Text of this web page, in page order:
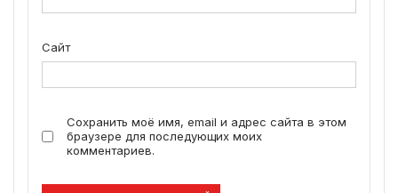
Сайт
Сохранить моё имя, email и адрес сайта в этом
браузере для последующих моих
комментариев.